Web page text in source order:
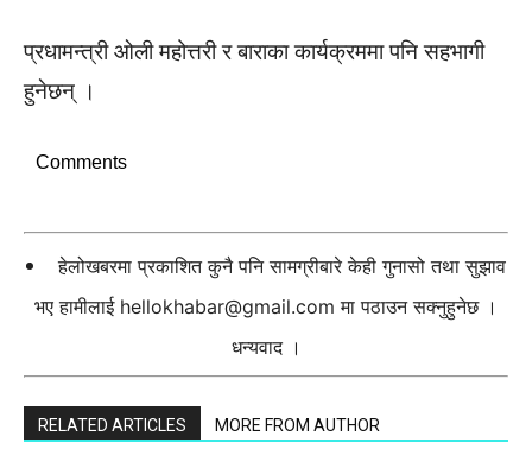
प्रधामन्त्री ओली महोत्तरी र बाराका कार्यक्रममा पनि सहभागी
हुनेछन् ।
Comments
हेलोखबरमा प्रकाशित कुनै पनि सामग्रीबारे केही गुनासो तथा सुझाव
भए हामीलाई hellokhabar@gmail.com मा पठाउन सक्नुहुनेछ ।
धन्यवाद ।
RELATED ARTICLES MORE FROM AUTHOR